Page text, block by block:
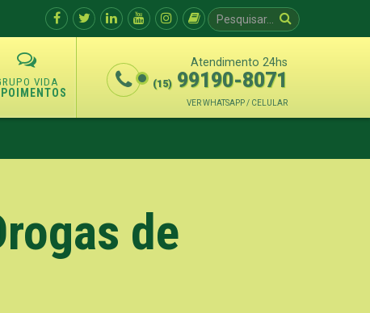
Atendimento 24hs
(15) 99190-8071
VER WHATSAPP / CELULAR
de